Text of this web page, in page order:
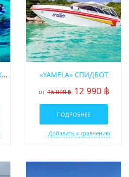
АРЕНДА КАТЕРА НА ПХУКЕТЕ OFFSPRAY «YAMELA» СПИДБОТ
от 16 000 ฿ 12 990 ฿
ПОДРОБНЕЕ
Добавить к сравнению